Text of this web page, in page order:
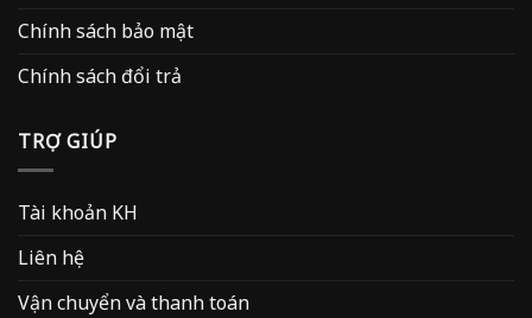
Chính sách bảo mật
Chính sách đổi trả
TRỢ GIÚP
Tài khoản KH
Liên hệ
Vận chuyển và thanh toán